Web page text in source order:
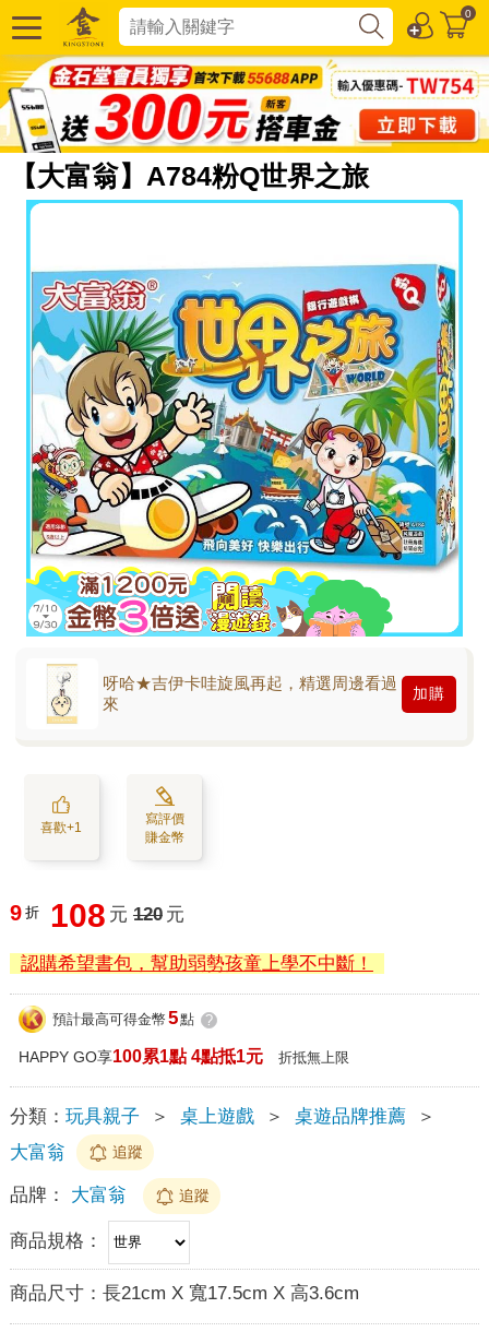
0
【大富翁】A784粉Q世界之旅
呀哈★吉伊卡哇旋風再起，精選周邊看過
來
加購
喜歡+1
寫評價
賺金幣
9 折 108 元 120 元
認購希望書包，幫助弱勢孩童上學不中斷！
預計最高可得金幣 5點 ?
HAPPY GO享100累1點 4點抵1元 折抵無上限
分類： 玩具親子 ＞ 桌上遊戲 ＞ 桌遊品牌推薦
＞
大富翁
追蹤
品牌： 大富翁 追蹤
商品規格：
商品尺寸： 長21cm X 寬17.5cm X 高3.6cm